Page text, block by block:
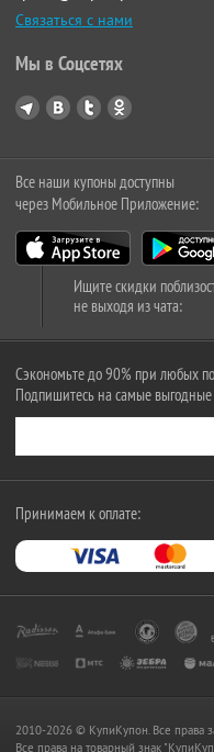
Связаться с нами
Мы в Соцсетях
Все наши купоны доступны
через Мобильное Приложение:
Ищите скидки
не выходя из чата:
Сэкономьте до 90% при любых
Подпишитесь на самые
Принимаем к оплате:
2010-2026 © КупиКупон. Все права
Все права на товарный знак